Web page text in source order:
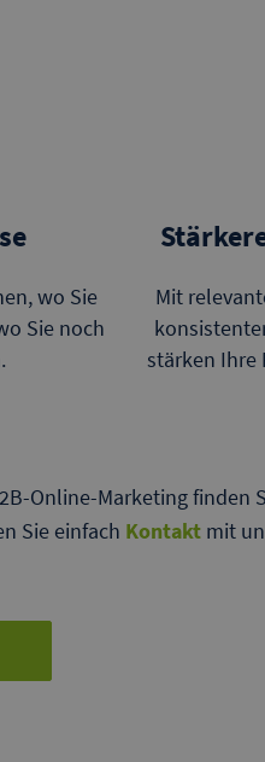
wo Sie
Sie noch
Mit
stärken Ihre
Online-Marketing finden
Sie einfach Kontakt mit